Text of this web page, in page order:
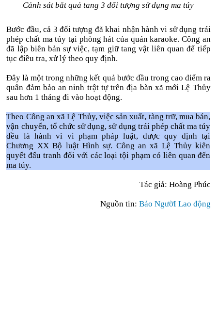
Cảnh sát bắt quả tang 3 đối tượng sử dụng ma túy
Bước đầu, cả 3 đối tượng đã khai nhận hành vi sử dụng trái
phép chất ma túy tại phòng hát của quán karaoke. Công an
đã lập biên bản sự việc, tạm giữ tang vật liên quan để tiếp
tục điều tra, xử lý theo quy định.
Đây là một trong những kết quả bước đầu trong cao điểm ra
quân đảm bảo an ninh trật tự trên địa bàn xã mới Lệ Thủy
sau hơn 1 tháng đi vào hoạt động.
Theo Công an xã Lệ Thủy, việc sản xuất, tàng trữ, mua bán,
vận chuyển, tổ chức sử dụng, sử dụng trái phép chất ma túy
đều là hành vi vi phạm pháp luật, được quy định tại
Chương XX Bộ luật Hình sự. Công an xã Lệ Thủy kiên
quyết đấu tranh đối với các loại tội phạm có liên quan đến
ma túy.
Tác giả: Hoàng Phúc
Nguồn tin: Báo NgườI Lao động